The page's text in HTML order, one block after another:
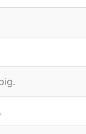
.The distance between Cairo and Alexandria is not big
.It is our duty to protect and clean the environment